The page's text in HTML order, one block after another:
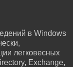
в Windows
легковесных
Exchange,